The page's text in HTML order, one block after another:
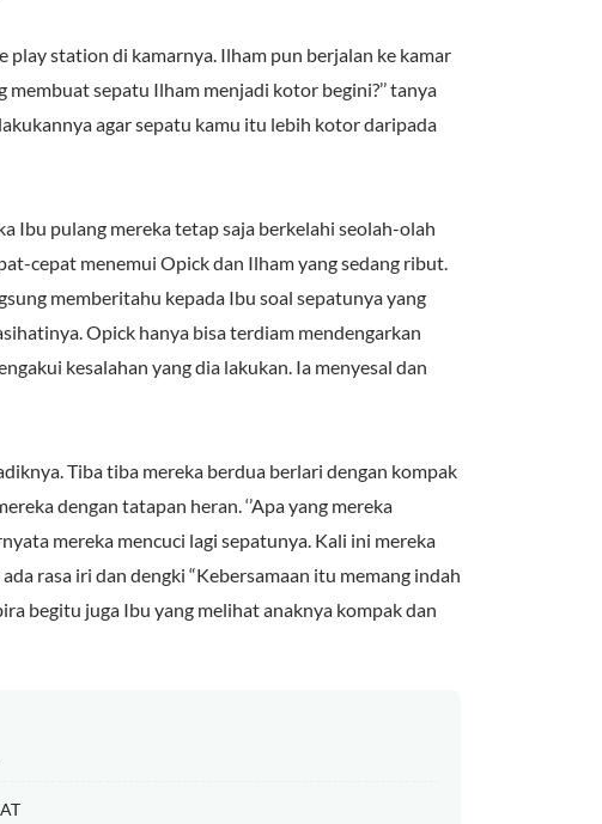
play station di kamarnya. Ilham pun berjalan ke kamar
membuat sepatu Ilham menjadi kotor begini?’’ tanya
agar sepatu kamu itu lebih kotor daripada
Ibu pulang mereka tetap saja berkelahi seolah-olah
cepat menemui Opick dan Ilham yang sedang ribut.
memberitahu kepada Ibu soal sepatunya yang
Opick hanya bisa terdiam mendengarkan
kesalahan yang dia lakukan. Ia menyesal dan
Tiba tiba mereka berdua berlari dengan kompak
dengan tatapan heran. ‘’Apa yang mereka
mereka mencuci lagi sepatunya. Kali ini mereka
rasa iri dan dengki “Kebersamaan itu memang indah
begitu juga Ibu yang melihat anaknya kompak dan